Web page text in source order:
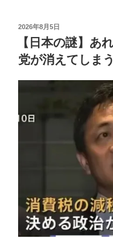
投
日:
2026年8月5日
【日本の謎】あ
党が消えてしま